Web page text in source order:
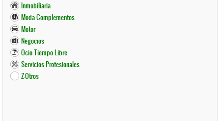
Inmobiliaria
Moda Complementos
Motor
Negocios
Ocio Tiempo Libre
Servicios Profesionales
Z-Otros